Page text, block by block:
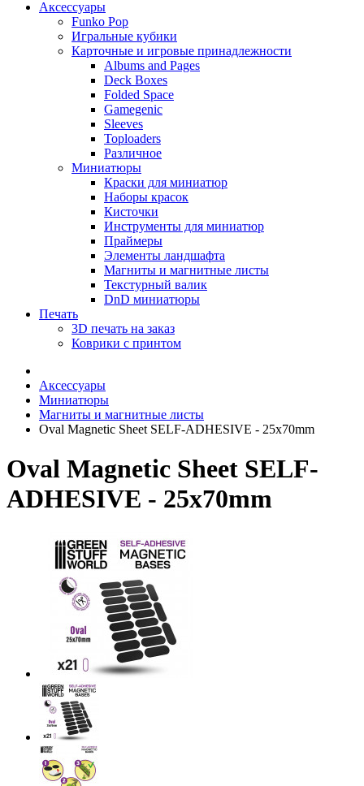
Аксессуары
Funko Pop
Игральные кубики
Карточные и игровые принадлежности
Albums and Pages
Deck Boxes
Folded Space
Gamegenic
Sleeves
Toploaders
Различное
Миниатюры
Краски для миниатюр
Наборы красок
Кисточки
Инструменты для миниатюр
Праймеры
Элементы ландшафта
Магниты и магнитные листы
Текстурный валик
DnD миниатюры
Печать
3D печать на заказ
Коврики с принтом
Аксессуары
Миниатюры
Магниты и магнитные листы
Oval Magnetic Sheet SELF-ADHESIVE - 25x70mm
Oval Magnetic Sheet SELF-
ADHESIVE - 25x70mm